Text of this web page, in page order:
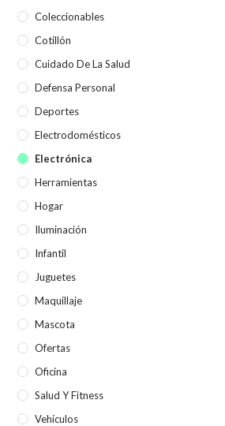
Coleccionables
Cotillón
Cuidado De La Salud
Defensa Personal
Deportes
Electrodomésticos
Electrónica
Herramientas
Hogar
Iluminación
Infantil
Juguetes
Maquillaje
Mascota
Ofertas
Oficina
Salud Y Fitness
Vehículos